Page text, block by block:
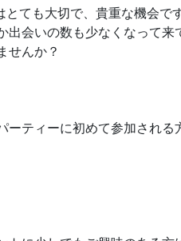
ても大切で、貴重な機会です
会いの数も少なくなって来
せんか？
ティーに初めて参加され